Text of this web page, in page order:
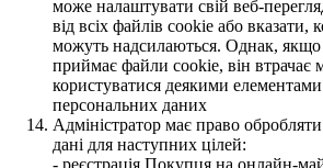
може налаштувати свій веб-
від всіх файлів cookie або вказати,
можуть надсилаються. Однак,
приймає файли cookie, він втрачає
користуватися деякими
персональних даних
Адміністратор має право обробляти
дані для наступних цілей:
- реєстрація Покупця на онлайн-